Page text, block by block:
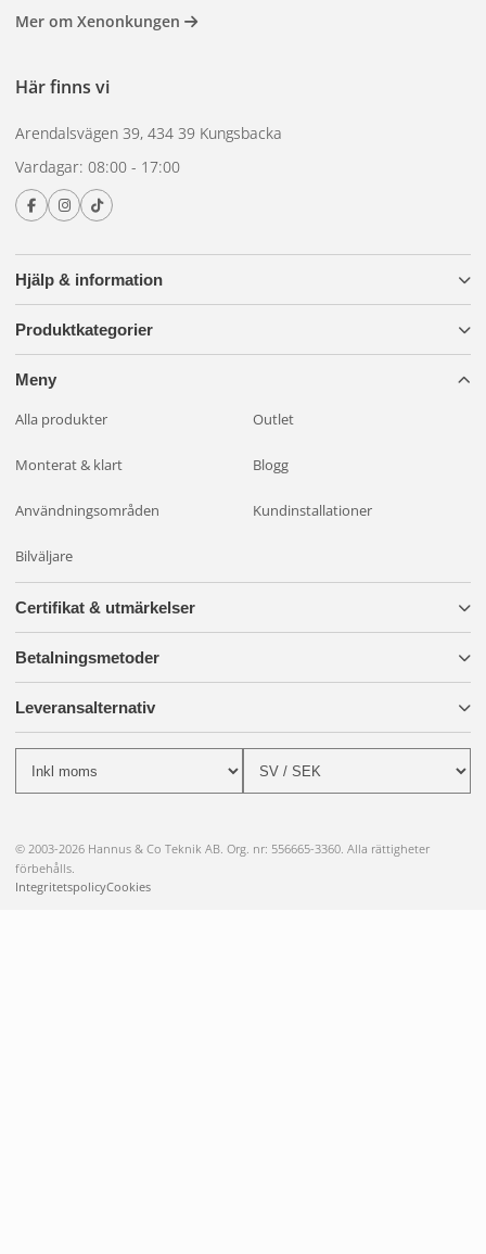
Hjälp & information
Produktkategorier
Meny
Alla produkter Outlet
Monterat & klart Blogg
Användningsområden Kundinstallationer
Bilväljare
Mer om Xenonkungen
Här finns vi
Arendalsvägen 39, 434 39 Kungsbacka
Vardagar: 08:00 - 17:00
Certifikat & utmärkelser
Betalningsmetoder
Leveransalternativ
© 2003-2026 Hannus & Co Teknik AB. Org. nr: 556665-3360. Alla rättigheter
förbehålls.
IntegritetspolicyCookies